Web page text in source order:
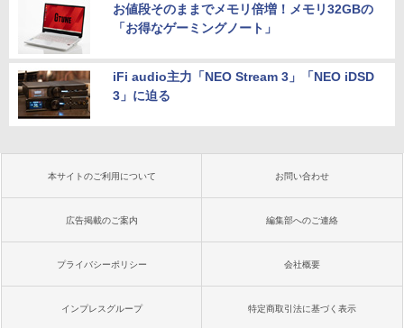
お値段そのままでメモリ倍増！メモリ32GBの
「お得なゲーミングノート」
iFi audio主力「NEO Stream 3」「NEO iDSD
3」に迫る
本サイトのご利用について お問い合わせ
広告掲載のご案内 編集部へのご連絡
プライバシーポリシー 会社概要
インプレスグループ 特定商取引法に基づく表示